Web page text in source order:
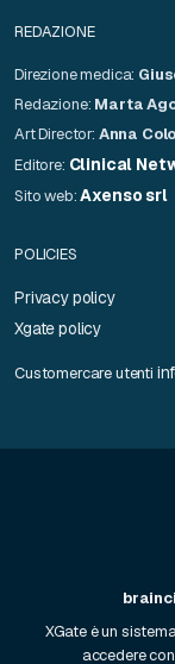
REDAZIONE
Direzione medica:
Redazione: Marta
Art Director: Anna
Editore: Clinical
Sito web:Axenso srl
POLICIES
Privacy policy
Xgate policy
Customercare utenti
XGate è un
accedere